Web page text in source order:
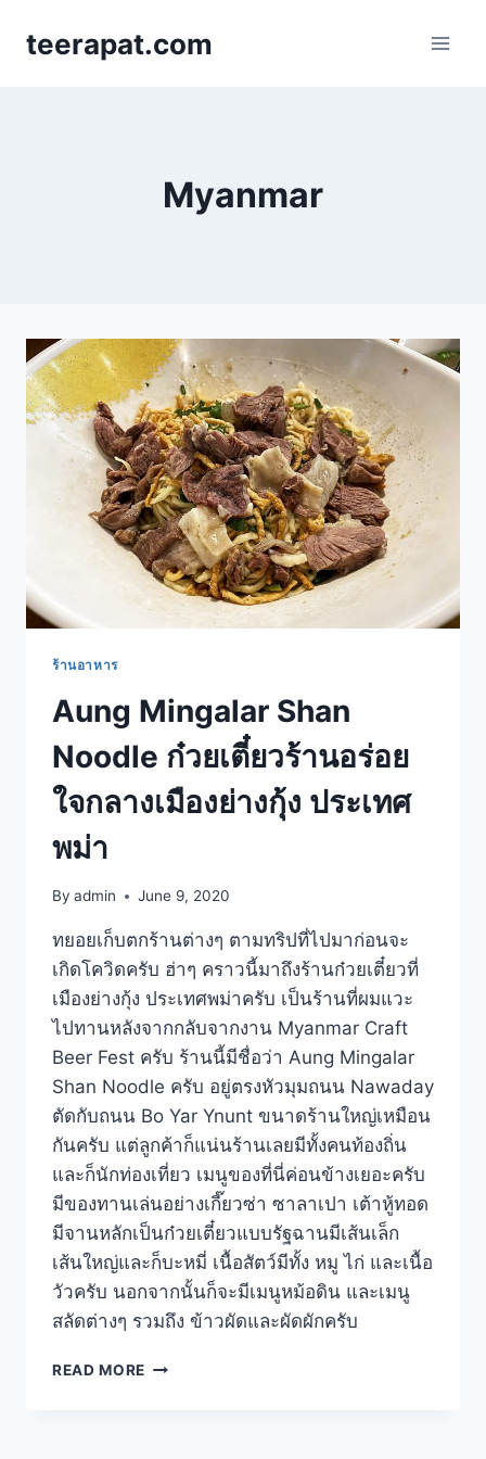
teerapat.com
Myanmar
ร้านอาหาร
Aung Mingalar Shan
Noodle ก๋วยเตี๋ยวร้านอร่อย
ใจกลางเมืองย่างกุ้ง ประเทศ
พม่า
By admin June 9, 2020
ทยอยเก็บตกร้านต่างๆ ตามทริปที่ไปมาก่อนจะ
เกิดโควิดครับ ฮ่าๆ คราวนี้มาถึงร้านก๋วยเตี๋ยวที่
เมืองย่างกุ้ง ประเทศพม่าครับ เป็นร้านที่ผมแวะ
ไปทานหลังจากกลับจากงาน Myanmar Craft
Beer Fest ครับ ร้านนี้มีชื่อว่า Aung Mingalar
Shan Noodle ครับ อยู่ตรงหัวมุมถนน Nawaday
ตัดกับถนน Bo Yar Ynunt ขนาดร้านใหญ่เหมือน
กันครับ แต่ลูกค้าก็แน่นร้านเลยมีทั้งคนท้องถิ่น
และก็นักท่องเที่ยว เมนูของที่นี่ค่อนข้างเยอะครับ
มีของทานเล่นอย่างเกี๊ยวซ่า ซาลาเปา เต้าหู้ทอด
มีจานหลักเป็นก๋วยเตี๋ยวแบบรัฐฉานมีเส้นเล็ก
เส้นใหญ่และก็บะหมี่ เนื้อสัตว์มีทั้ง หมู ไก่ และเนื้อ
วัวครับ นอกจากนั้นก็จะมีเมนูหม้อดิน และเมนู
สลัดต่างๆ รวมถึง ข้าวผัดและผัดผักครับ
READ MORE AUNG